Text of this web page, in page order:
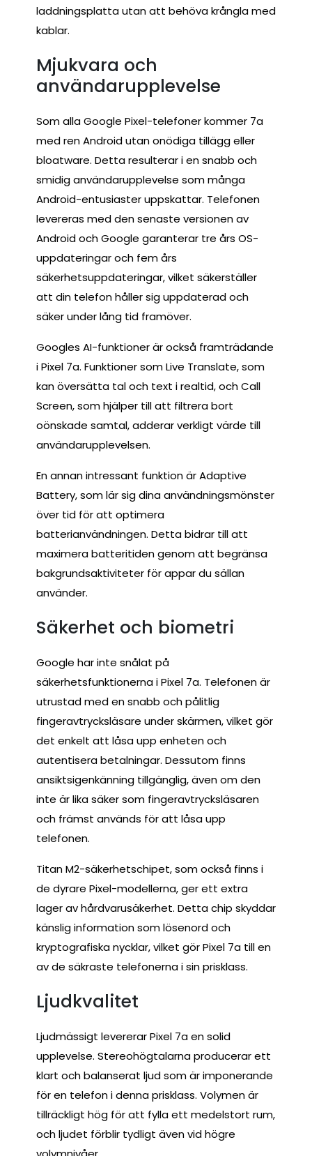
laddningsplatta utan att behöva krångla med
kablar.
Mjukvara och
användarupplevelse
Som alla Google Pixel-telefoner kommer 7a
med ren Android utan onödiga tillägg eller
bloatware. Detta resulterar i en snabb och
smidig användarupplevelse som många
Android-entusiaster uppskattar. Telefonen
levereras med den senaste versionen av
Android och Google garanterar tre års OS-
uppdateringar och fem års
säkerhetsuppdateringar, vilket säkerställer
att din telefon håller sig uppdaterad och
säker under lång tid framöver.
Googles AI-funktioner är också framträdande
i Pixel 7a. Funktioner som Live Translate, som
kan översätta tal och text i realtid, och Call
Screen, som hjälper till att filtrera bort
oönskade samtal, adderar verkligt värde till
användarupplevelsen.
En annan intressant funktion är Adaptive
Battery, som lär sig dina användningsmönster
över tid för att optimera
batterianvändningen. Detta bidrar till att
maximera batteritiden genom att begränsa
bakgrundsaktiviteter för appar du sällan
använder.
Säkerhet och biometri
Google har inte snålat på
säkerhetsfunktionerna i Pixel 7a. Telefonen är
utrustad med en snabb och pålitlig
fingeravtrycksläsare under skärmen, vilket gör
det enkelt att låsa upp enheten och
autentisera betalningar. Dessutom finns
ansiktsigenkänning tillgänglig, även om den
inte är lika säker som fingeravtrycksläsaren
och främst används för att låsa upp
telefonen.
Titan M2-säkerhetschipet, som också finns i
de dyrare Pixel-modellerna, ger ett extra
lager av hårdvarusäkerhet. Detta chip skyddar
känslig information som lösenord och
kryptografiska nycklar, vilket gör Pixel 7a till en
av de säkraste telefonerna i sin prisklass.
Ljudkvalitet
Ljudmässigt levererar Pixel 7a en solid
upplevelse. Stereohögtalarna producerar ett
klart och balanserat ljud som är imponerande
för en telefon i denna prisklass. Volymen är
tillräckligt hög för att fylla ett medelstort rum,
och ljudet förblir tydligt även vid högre